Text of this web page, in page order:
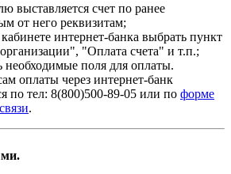
выставляется счет по ранее
от него реквизитам;
интернет-банка выбрать пункт
"Оплата счета" и т.п.;
необходимые поля для оплаты.
оплаты через интернет-банк
по тел: 8(800)500-89-05 или по форме
.